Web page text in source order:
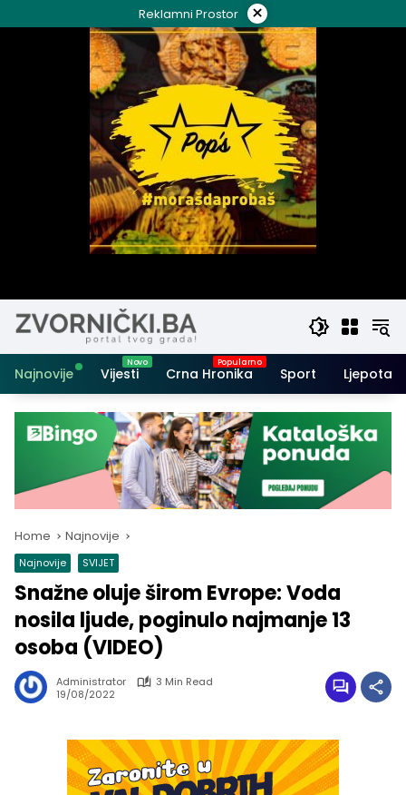
to
Reklamni Prostor ×
Najnovije Vijesti Crna Hronika Sport Ljepota i
Home Najnovije
Najnovije SVIJET
Snažne oluje širom Evrope: Voda
nosila ljude, poginulo najmanje 13
osoba (VIDEO)
Administrator
3 Min Read
19/08/2022